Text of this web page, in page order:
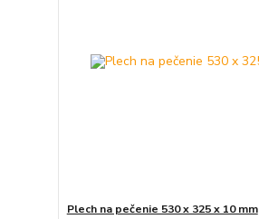
Plech na pečenie 530 x 325 x 10 mm